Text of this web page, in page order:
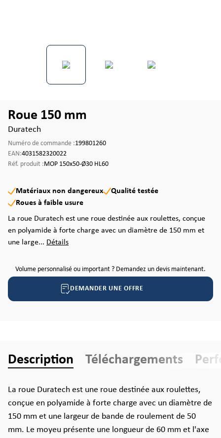
Roue 150 mm
Duratech
Numéro de commande :199801260
EAN:4031582320022
Réf. produit :MOP 150x50-Ø30 HL60
Matériaux non dangereux
Qualité testée
Roues à faible usure
La roue Duratech est une roue destinée aux roulettes, conçue
en polyamide à forte charge avec un diamètre de 150 mm et
une large... Détails
Volume personnalisé ou important ? Demandez un devis maintenant.
DEMANDER UNE OFFRE
Description Téléchargements
La roue Duratech est une roue destinée aux roulettes,
conçue en polyamide à forte charge avec un diamètre de
150 mm et une largeur de bande de roulement de 50
mm. Le moyeu présente une longueur de 60 mm et l'axe